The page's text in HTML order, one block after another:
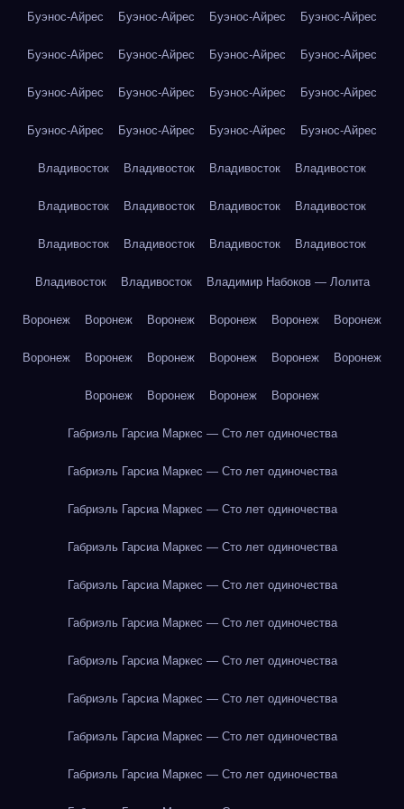
Буэнос-Айрес Буэнос-Айрес Буэнос-Айрес Буэнос-Айрес
Буэнос-Айрес Буэнос-Айрес Буэнос-Айрес Буэнос-Айрес
Буэнос-Айрес Буэнос-Айрес Буэнос-Айрес Буэнос-Айрес
Буэнос-Айрес Буэнос-Айрес Буэнос-Айрес Буэнос-Айрес
Владивосток Владивосток Владивосток Владивосток
Владивосток Владивосток Владивосток Владивосток
Владивосток Владивосток Владивосток Владивосток
Владивосток Владивосток Владимир Набоков — Лолита
Воронеж Воронеж Воронеж Воронеж Воронеж Воронеж
Воронеж Воронеж Воронеж Воронеж Воронеж Воронеж
Воронеж Воронеж Воронеж Воронеж
Габриэль Гарсиа Маркес — Сто лет одиночества
Габриэль Гарсиа Маркес — Сто лет одиночества
Габриэль Гарсиа Маркес — Сто лет одиночества
Габриэль Гарсиа Маркес — Сто лет одиночества
Габриэль Гарсиа Маркес — Сто лет одиночества
Габриэль Гарсиа Маркес — Сто лет одиночества
Габриэль Гарсиа Маркес — Сто лет одиночества
Габриэль Гарсиа Маркес — Сто лет одиночества
Габриэль Гарсиа Маркес — Сто лет одиночества
Габриэль Гарсиа Маркес — Сто лет одиночества